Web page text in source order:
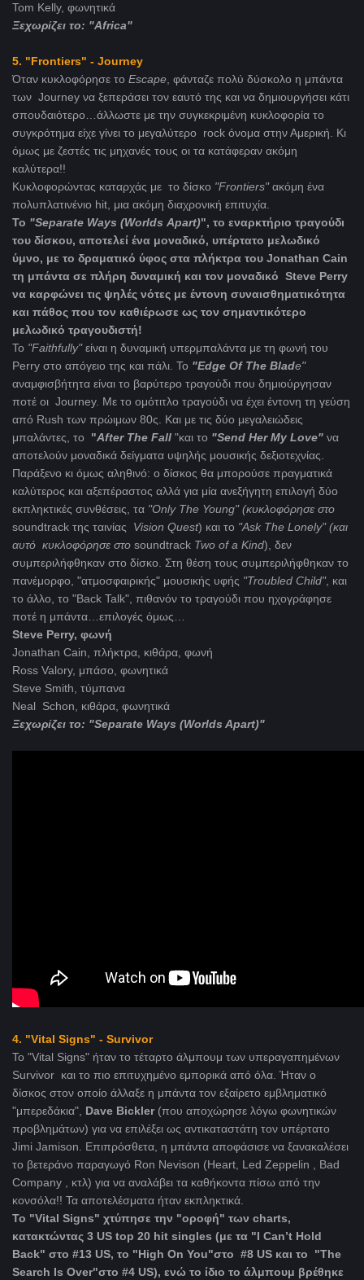
Tom Kelly, φωνητικά
Ξεχωρίζει το: "Africa"
5. "Frontiers" - Journey
Όταν κυκλοφόρησε το Escape, φάνταζε πολύ δύσκολο η μπάντα
των Journey να ξεπεράσει τον εαυτό της και να δημιουργήσει κάτι
σπουδαιότερο…άλλωστε με την συγκεκριμένη κυκλοφορία το
συγκρότημα είχε γίνει το μεγαλύτερο rock όνομα στην Αμερική. Κι
όμως με ζεστές τις μηχανές τους οι τα κατάφεραν ακόμη
καλύτερα!!
Κυκλοφορώντας καταρχάς με το δίσκο "Frontiers"ακόμη ένα
πολυπλατινένιο hit, μια ακόμη διαχρονική επιτυχία.
Το "Separate Ways (Worlds Apart)", το εναρκτήριο τραγούδι
του δίσκου, αποτελεί ένα μοναδικό, υπέρτατο μελωδικό
ύμνο, με το δραματικό ύφος στα πλήκτρα του Jonathan Cain
τη μπάντα σε πλήρη δυναμική και τον μοναδικό Steve Perry
να καρφώνει τις ψηλές νότες με έντονη συναισθηματικότητα
και πάθος που τον καθιέρωσε ως τον σημαντικότερο
μελωδικό τραγουδιστή!
Το "Faithfully"είναι η δυναμική υπερμπαλάντα με τη φωνή του
Perry στο απόγειο της και πάλι. Το "Edge Of The Blade"
αναμφισβήτητα είναι το βαρύτερο τραγούδι που δημιούργησαν
ποτέ οι Journey. Με το ομότιτλο τραγούδι να έχει έντονη τη γεύση
από Rush των πρώιμων 80ς. Και με τις δύο μεγαλειώδεις
μπαλάντες, το
"After The Fall "και το "Send Her My Love" να
αποτελούν μοναδικά δείγματα υψηλής μουσικής δεξιοτεχνίας.
Παράξενο κι όμως αληθινό: ο δίσκος θα μπορούσε πραγματικά
καλύτερος και αξεπέραστος αλλά για μία ανεξήγητη επιλογή δύο
εκπληκτικές συνθέσεις, τα "Only The Young" (κυκλοφόρησε στο
soundtrack της ταινίας Vision Quest) και το "Ask The Lonely"(και
αυτό κυκλοφόρησε στο soundtrack Two of a Kind), δεν
συμπεριλήφθηκαν στο δίσκο. Στη θέση τους συμπεριλήφθηκαν το
πανέμορφο, "ατμοσφαιρικής" μουσικής υφής "Troubled Child", και
το άλλο, το "Back Talk", πιθανόν το τραγούδι που ηχογράφησε
ποτέ η μπάντα…επιλογές όμως…
Steve Perry, φωνή
Jonathan Cain, πλήκτρα, κιθάρα, φωνή
Ross Valory, μπάσο, φωνητικά
Steve Smith, τύμπανα
Neal Schon, κιθάρα, φωνητικά
Ξεχωρίζει το: "Separate Ways (Worlds Apart)"
4. "Vital Signs" - Survivor
Το "Vital Signs" ήταν το τέταρτο άλμπουμ των υπεραγαπημένων
Survivor και το πιο επιτυχημένο εμπορικά από όλα. Ήταν ο
δίσκος στον οποίο άλλαξε η μπάντα τον εξαίρετο εμβληματικό
"μπερεδάκια", Dave Bickler(που αποχώρησε λόγω φωνητικών
προβλημάτων) για να επιλέξει ως αντικαταστάτη τον υπέρτατο
Jimi Jamison. Επιπρόσθετα, η μπάντα αποφάσισε να ξανακαλέσει
το βετεράνο παραγωγό Ron Nevison (Heart, Led Zeppelin , Bad
Company , κτλ) για να αναλάβει τα καθήκοντα πίσω από την
κονσόλα!! Τα αποτελέσματα ήταν εκπληκτικά.
Το "Vital Signs" χτύπησε την "οροφή" των charts,
κατακτώντας 3 US top 20 hit singles (με τα "I Can’t Hold
Back" στο #13 US, το "High On You"στο #8 US και το "The
Search Is Over"στο #4 US), ενώ το ίδιο το άλμπουμ βρέθηκε